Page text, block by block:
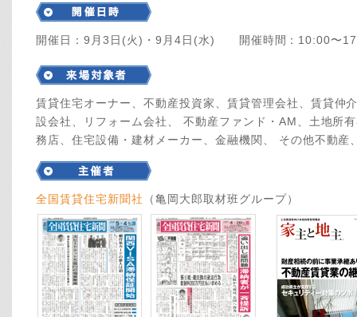
開催日：9月3日(火)・9月4日(水) 開催時間：10:00〜
賃貸住宅オーナー、不動産投資家、賃貸管理会社、賃貸仲
設会社、リフォーム会社、 不動産ファンド・AM、土地所
務店、住宅設備・建材メーカー、金融機関、 その他不動産
全国賃貸住宅新聞社 （亀岡大郎取材班グループ）